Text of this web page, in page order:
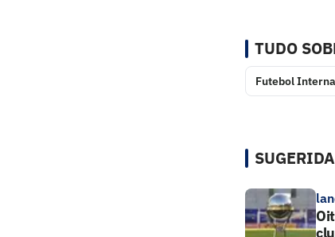
TUDO
Futebol